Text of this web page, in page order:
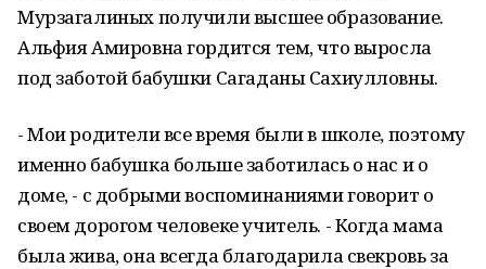
Мурзагалиных получили высшее образование.
Альфия Амировна гордится тем, что выросла
под заботой бабушки Сагаданы Сахиулловны.
- Мои родители все время были в школе, поэтому
именно бабушка больше заботилась о нас и о
доме, - с добрыми воспоминаниями говорит о
своем дорогом человеке учитель. - Когда мама
была жива, она всегда благодарила свекровь за